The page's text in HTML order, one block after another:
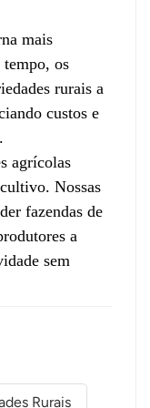
mais
tempo, os
rurais a
custos e
agrícolas
Nossas
fazendas de
a
sem
Rurais